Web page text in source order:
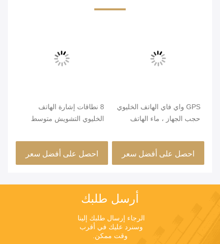
GPS واي فاي الهاتف الخليوي
حجب الجهاز ، ماء الهاتف
قناة واحدة
احصل على أفضل سعر
8 نطاقات إشارة الهاتف
الخليوي التشويش متوسط ​​
التشويش
احصل على أفضل سعر
أرسل طلبك
وقت ممكن.